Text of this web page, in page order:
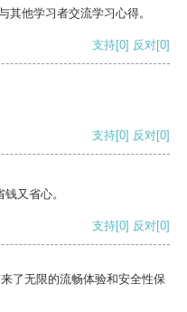
其他学习者交流学习心得。
支持[0] 反对[0]
支持[0] 反对[0]
又省心。
支持[0] 反对[0]
了无限的流畅体验和安全性保